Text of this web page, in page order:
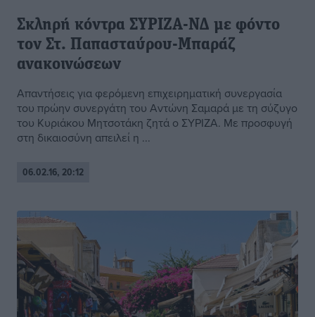
Σκληρή κόντρα ΣΥΡΙΖΑ-ΝΔ με φόντο
τον Στ. Παπασταύρου-Μπαράζ
ανακοινώσεων
Απαντήσεις για φερόμενη επιχειρηματική συνεργασία
του πρώην συνεργάτη του Αντώνη Σαμαρά με τη σύζυγο
του Κυριάκου Μητσοτάκη ζητά ο ΣΥΡΙΖΑ. Με προσφυγή
στη δικαιοσύνη απειλεί η ...
06.02.16, 20:12